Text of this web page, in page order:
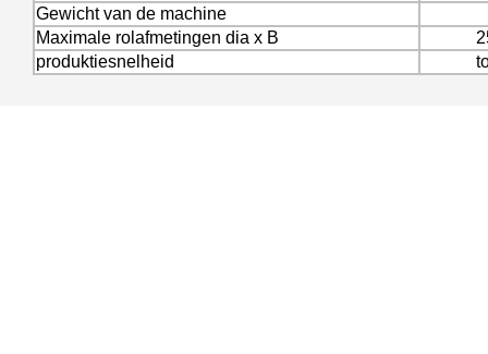
Gewicht van de machine
Maximale rolafmetingen dia x B
produktiesnelheid